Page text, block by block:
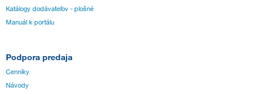
Katálogy dodávateľov - plošné
Manuál k portálu
Podpora predaja
Cenníky
Návody